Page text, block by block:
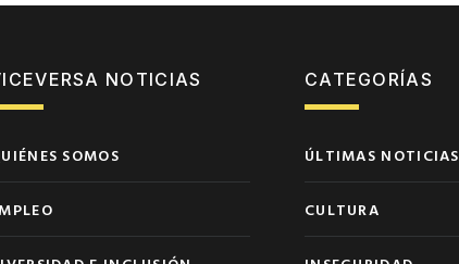
NOTICIAS
SOMOS
CATEGORÍAS
ÚLTIMAS NOTICIAS
CULTURA